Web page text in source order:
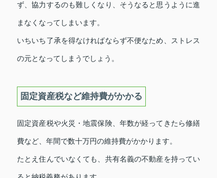
ず、協力するのも難しくなり、そうなると思うように進
まなくなってしまいます。
いちいち了承を得なければならず不便なため、ストレス
の元となってしまうでしょう。
固定資産税など維持費がかかる
固定資産税や火災・地震保険、年数が経ってきたら修繕
費など、年間で数十万円の維持費がかかります。
たとえ住んでいなくても、共有名義の不動産を持ってい